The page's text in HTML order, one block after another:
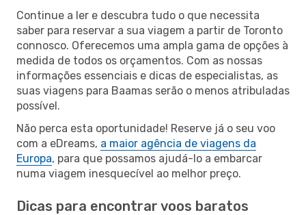
Continue a ler e descubra tudo o que necessita
saber para reservar a sua viagem a partir de Toronto
connosco. Oferecemos uma ampla gama de opções à
medida de todos os orçamentos. Com as nossas
informações essenciais e dicas de especialistas, as
suas viagens para Baamas serão o menos atribuladas
possível.
Não perca esta oportunidade! Reserve já o seu voo
com a eDreams, a maior agência de viagens da
Europa, para que possamos ajudá-lo a embarcar
numa viagem inesquecível ao melhor preço.
Dicas para encontrar voos baratos